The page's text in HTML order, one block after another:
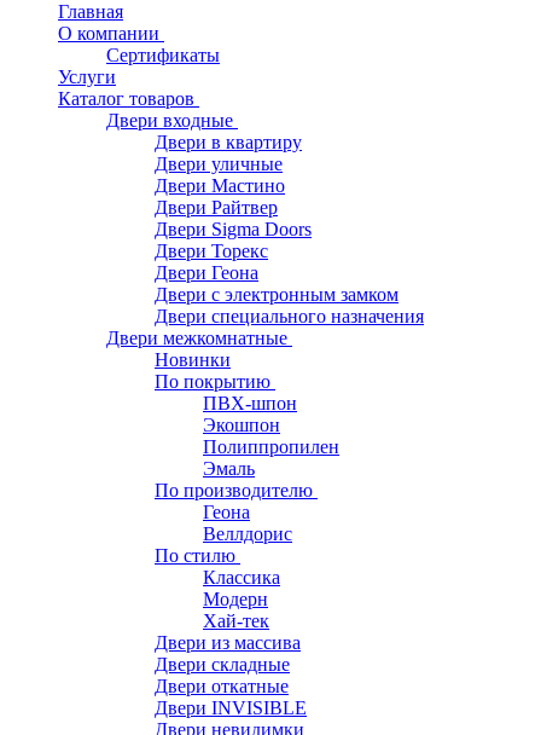
Главная
О компании
Сертификаты
Услуги
Каталог товаров
Двери входные
Двери в квартиру
Двери уличные
Двери Мастино
Двери Райтвер
Двери Sigma Doors
Двери Торекс
Двери Геона
Двери с электронным замком
Двери специального назначения
Двери межкомнатные
Новинки
По покрытию
ПВХ-шпон
Экошпон
Полиппропилен
Эмаль
По производителю
Геона
Веллдорис
По стилю
Классика
Модерн
Хай-тек
Двери из массива
Двери складные
Двери откатные
Двери INVISIBLE
Двери невидимки